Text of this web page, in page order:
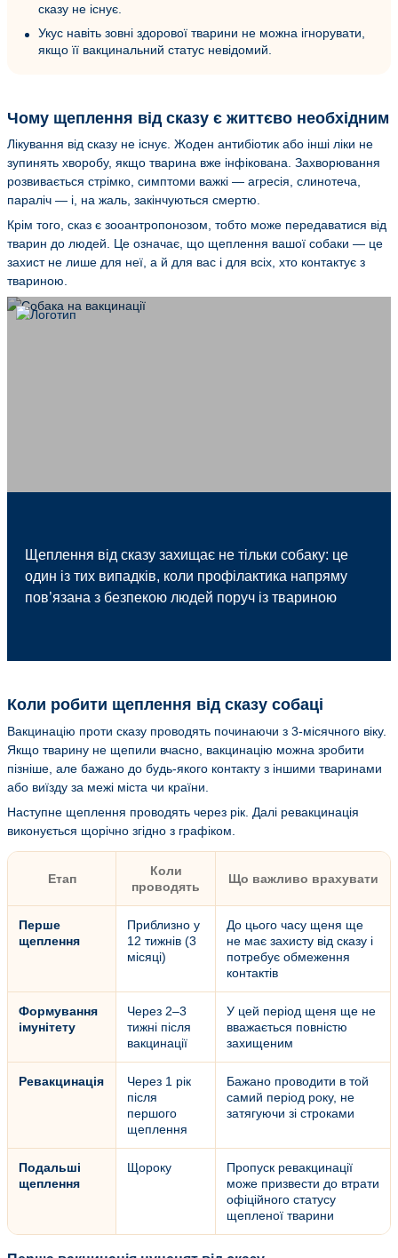
сказу не існує.
Укус навіть зовні здорової тварини не можна ігнорувати,
якщо її вакцинальний статус невідомий.
Чому щеплення від сказу є життєво необхідним
Лікування від сказу не існує. Жоден антибіотик або інші ліки не
зупинять хворобу, якщо тварина вже інфікована. Захворювання
розвивається стрімко, симптоми важкі — агресія, слинотеча,
параліч — і, на жаль, закінчуються смертю.
Крім того, сказ є зооантропонозом, тобто може передаватися від
тварин до людей. Це означає, що щеплення вашої собаки — це
захист не лише для неї, а й для вас і для всіх, хто контактує з
твариною.
Щеплення від сказу захищає не тільки собаку: це
один із тих випадків, коли профілактика напряму
пов’язана з безпекою людей поруч із твариною
Коли робити щеплення від сказу собаці
Вакцинацію проти сказу проводять починаючи з 3-місячного віку.
Якщо тварину не щепили вчасно, вакцинацію можна зробити
пізніше, але бажано до будь-якого контакту з іншими тваринами
або виїзду за межі міста чи країни.
Наступне щеплення проводять через рік. Далі ревакцинація
виконується щорічно згідно з графіком.
Етап
Коли
проводять
Що важливо врахувати
Перше
щеплення
Приблизно у
12 тижнів (3
місяці)
До цього часу щеня ще
не має захисту від сказу і
потребує обмеження
контактів
Формування
імунітету
Через 2–3
тижні після
вакцинації
У цей період щеня ще не
вважається повністю
захищеним
Ревакцинація
Через 1 рік
після
першого
щеплення
Бажано проводити в той
самий період року, не
затягуючи зі строками
Подальші
щеплення
Щороку
Пропуск ревакцинації
може призвести до втрати
офіційного статусу
щепленої тварини